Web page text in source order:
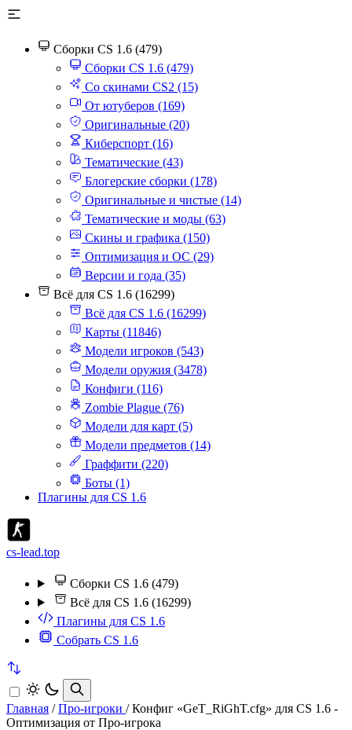
Сборки CS 1.6 (479)
Сборки CS 1.6 (479)
Со скинами CS2 (15)
От ютуберов (169)
Оригинальные (20)
Киберспорт (16)
Тематические (43)
Блогерские сборки (178)
Оригинальные и чистые (14)
Тематические и моды (63)
Скины и графика (150)
Оптимизация и ОС (29)
Версии и года (35)
Всё для CS 1.6 (16299)
Всё для CS 1.6 (16299)
Карты (11846)
Модели игроков (543)
Модели оружия (3478)
Конфиги (116)
Zombie Plague (76)
Модели для карт (5)
Модели предметов (14)
Граффити (220)
Боты (1)
Плагины для CS 1.6
cs-lead.top
Сборки CS 1.6 (479)
Всё для CS 1.6 (16299)
Плагины для CS 1.6
Собрать CS 1.6
Главная / Про-игроки / Конфиг «GeT_RiGhT.cfg» для CS 1.6 -
Оптимизация от Про-игрока